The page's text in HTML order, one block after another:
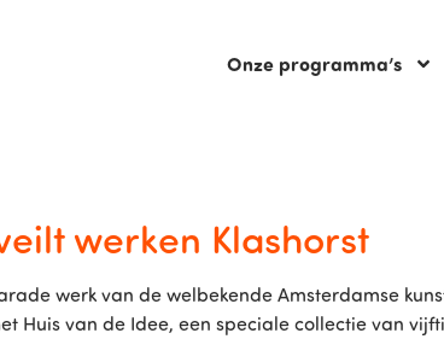
Onze programma’s
werken Klashorst
werk van de welbekende Amsterdamse
Huis van de Idee, een speciale collectie van